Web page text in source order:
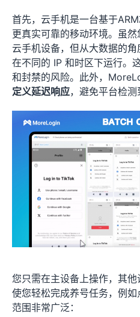
首先，云手机是一台基于
更真实可靠的移动环境。虽
云手机设备，但从大数据的
在不同的 IP 和时区下运行。
和封禁的风险。此外，
定义延迟响应，避免平台检测
您只需在主设备上操作，其
使您轻松完成养号任务，例
范围非常广泛：